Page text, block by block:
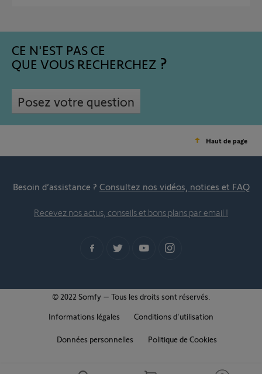
CE N'EST PAS CE
QUE VOUS RECHERCHEZ
Posez votre question
Haut de page
Besoin d’assistance ? Consultez nos vidéos, notices et FAQ
Recevez nos actus, conseils et bons plans par email !
© 2022 Somfy – Tous les droits sont réservés.
Informations légales
Conditions d'utilisation
Données personnelles Politique de Cookies